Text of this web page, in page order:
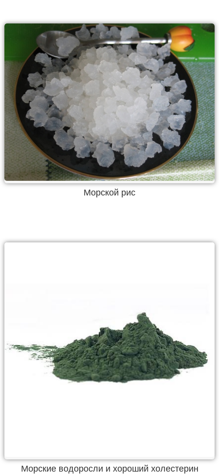
Морской рис
Морские водоросли и хороший холестерин